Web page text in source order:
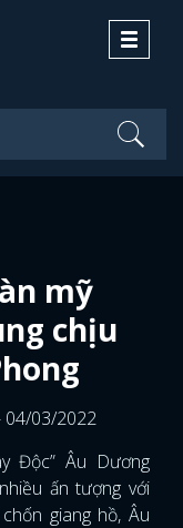
Toggle
mỹ
chịu
04/03/2022
Độc” Âu Dương
ấn tượng với
giang hồ, Âu